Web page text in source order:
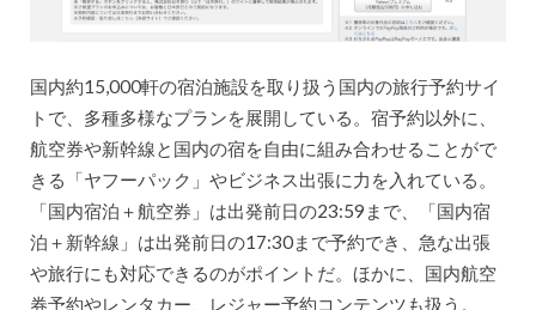
国内約15,000軒の宿泊施設を取り扱う国内の旅行予約サイ
トで、多種多様なプランを展開している。宿予約以外に、
航空券や新幹線と国内の宿を自由に組み合わせることがで
きる「ヤフーパック」やビジネス出張に力を入れている。
「国内宿泊＋航空券」は出発前日の23:59まで、「国内宿
泊＋新幹線」は出発前日の17:30まで予約でき、急な出張
や旅行にも対応できるのがポイントだ。ほかに、国内航空
券予約やレンタカー、レジャー予約コンテンツも扱う。